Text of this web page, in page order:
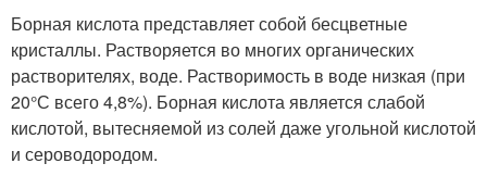
Борная кислота представляет собой бесцветные
кристаллы. Растворяется во многих органических
растворителях, воде. Растворимость в воде низкая (при
20°С всего 4,8%). Борная кислота является слабой
кислотой, вытесняемой из солей даже угольной кислотой
и сероводородом.